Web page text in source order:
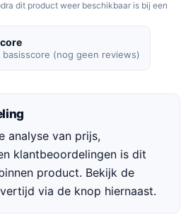
dit product weer beschikbaar is bij een
basisscore (nog geen reviews)
analyse van prijs,
klantbeoordelingen is dit
product. Bekijk de
via de knop hiernaast.